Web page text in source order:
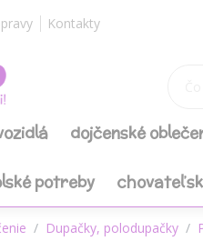
Kontakty
dojčenské
potreby
Dupačky, polodupačky